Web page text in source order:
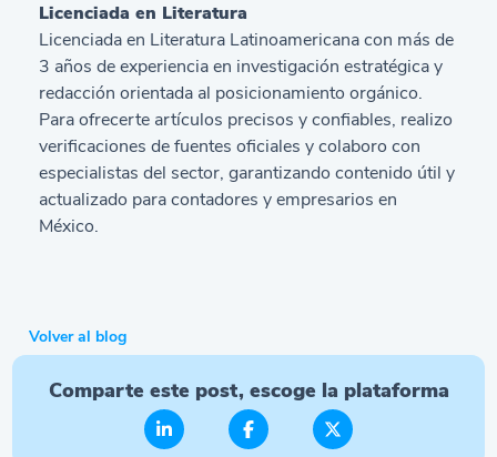
Licenciada en Literatura
Licenciada en Literatura Latinoamericana con más de
3 años de experiencia en investigación estratégica y
redacción orientada al posicionamiento orgánico.
Para ofrecerte artículos precisos y confiables, realizo
verificaciones de fuentes oficiales y colaboro con
especialistas del sector, garantizando contenido útil y
actualizado para contadores y empresarios en
México.
Volver al blog
Comparte este post, escoge la plataforma